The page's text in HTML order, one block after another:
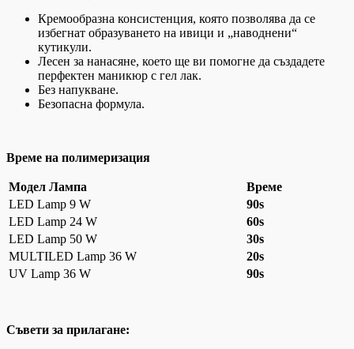
Кремообразна консистенция, която позволява да се
избегнат образуването на ивици и „наводнени“
кутикули.
Лесен за нанасяне, което ще ви помогне да създадете
перфектен маникюр с гел лак.
Без напукване.
Безопасна формула.
Време на полимеризация
Модел Лампа
Време
LED Lamp 9 W
90s
LED Lamp 24 W
60s
LED Lamp 50 W
30s
MULTILED Lamp 36 W
20s
UV Lamp 36 W
90s
Съвети за прилагане: